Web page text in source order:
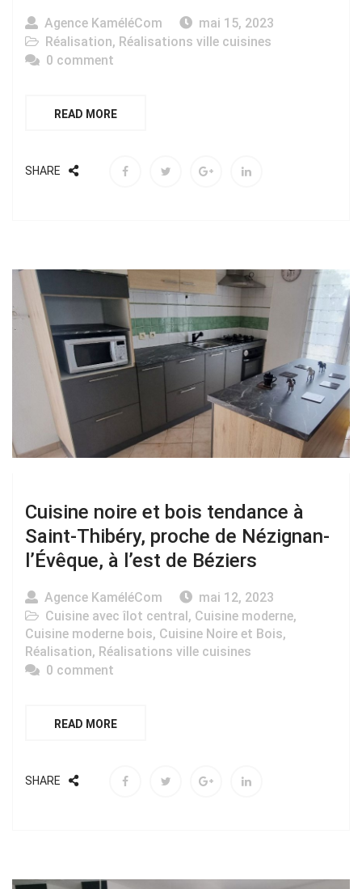
Agence KaméléCom
mai 15, 2023
Réalisation, Réalisations ville cuisines
0 comment
READ MORE
SHARE
Cuisine noire et bois tendance à
Saint-Thibéry, proche de Nézignan-
l’Évêque, à l’est de Béziers
Agence KaméléCom
mai 12, 2023
Cuisine avec îlot central, Cuisine moderne,
Cuisine moderne bois, Cuisine Noire et Bois,
Réalisation, Réalisations ville cuisines
0 comment
READ MORE
SHARE